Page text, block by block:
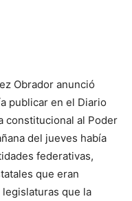
Obrador anunció
publicar en el Diario
constitucional al Poder
del jueves había
federativas,
que eran
legislaturas que la